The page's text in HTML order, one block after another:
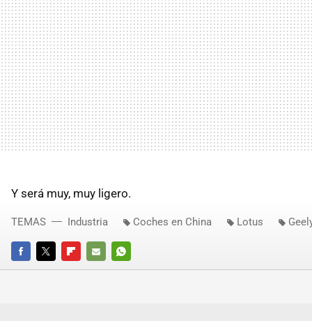
Y será muy, muy ligero.
FACEBOOKTWITTERFLIPBOARD
E-
WHATSAPP
TEMAS Industria Coches en China Lotus